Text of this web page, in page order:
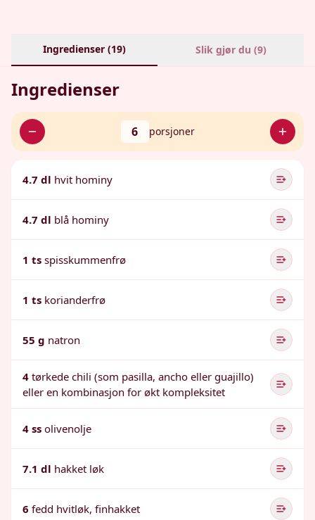
Ingredienser (19) Slik gjør du (9)
Ingredienser
6 porsjoner
4.7 dl hvit hominy
4.7 dl blå hominy
1 ts spisskummenfrø
1 ts korianderfrø
55 g natron
4 tørkede chili (som pasilla, ancho eller guajillo)
eller en kombinasjon for økt kompleksitet
4 ss olivenolje
7.1 dl hakket løk
6 fedd hvitløk, finhakket